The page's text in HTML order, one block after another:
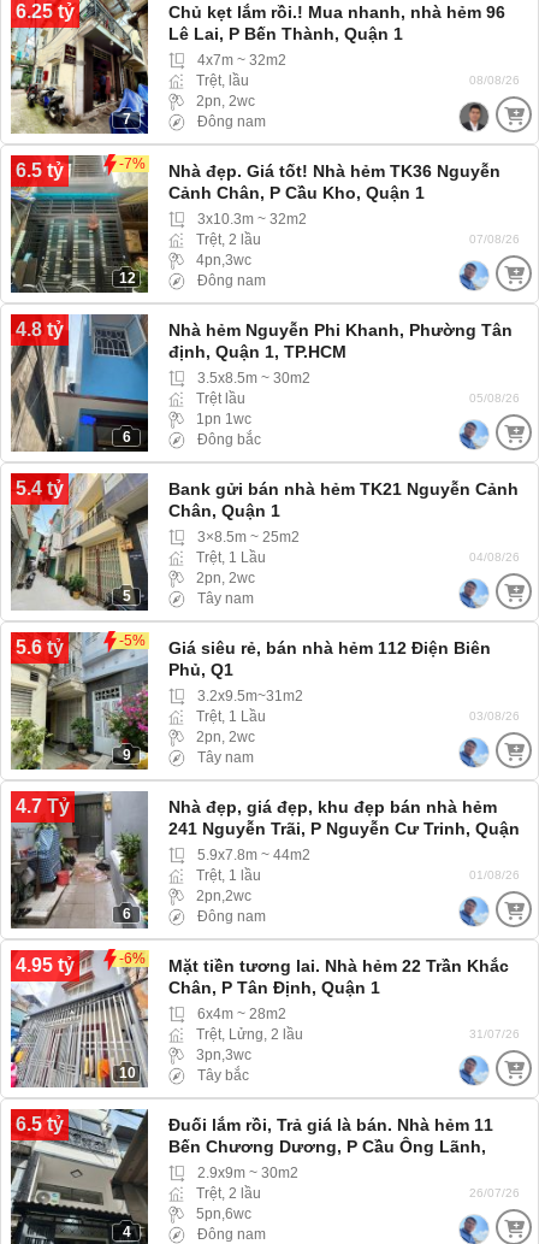
6.25 tỷ
7
Chủ kẹt lắm rồi.! Mua nhanh, nhà hẻm 96
Lê Lai, P Bến Thành, Quận 1
4x7m ~ 32m2
Trệt, lầu
2pn, 2wc
Đông nam
08/08/26
6.5 tỷ -7%
12
Nhà đẹp. Giá tốt! Nhà hẻm TK36 Nguyễn
Cảnh Chân, P Cầu Kho, Quận 1
3x10.3m ~ 32m2
Trệt, 2 lầu
4pn,3wc
Đông nam
07/08/26
4.8 tỷ
6
Nhà hẻm Nguyễn Phi Khanh, Phường Tân
định, Quận 1, TP.HCM
3.5x8.5m ~ 30m2
Trệt lầu
1pn 1wc
Đông bắc
05/08/26
5.4 tỷ
5
Bank gửi bán nhà hẻm TK21 Nguyễn Cảnh
Chân, Quận 1
3×8.5m ~ 25m2
Trệt, 1 Lầu
2pn, 2wc
Tây nam
04/08/26
5.6 tỷ -5%
9
Giá siêu rẻ, bán nhà hẻm 112 Điện Biên
Phủ, Q1
3.2x9.5m~31m2
Trệt, 1 Lầu
2pn, 2wc
Tây nam
03/08/26
4.7 Tỷ
6
Nhà đẹp, giá đẹp, khu đẹp bán nhà hẻm
241 Nguyễn Trãi, P Nguyễn Cư Trinh, Quận
1
5.9x7.8m ~ 44m2
Trệt, 1 lầu
2pn,2wc
Đông nam
01/08/26
4.95 tỷ -6%
10
Mặt tiền tương lai. Nhà hẻm 22 Trần Khắc
Chân, P Tân Định, Quận 1
6x4m ~ 28m2
Trệt, Lửng, 2 lầu
3pn,3wc
Tây bắc
31/07/26
6.5 tỷ
4
Đuối lắm rồi, Trả giá là bán. Nhà hẻm 11
Bến Chương Dương, P Cầu Ông Lãnh,
Quận 12.9x9m ~ 30m2
Trệt, 2 lầu
5pn,6wc
Đông nam
26/07/26